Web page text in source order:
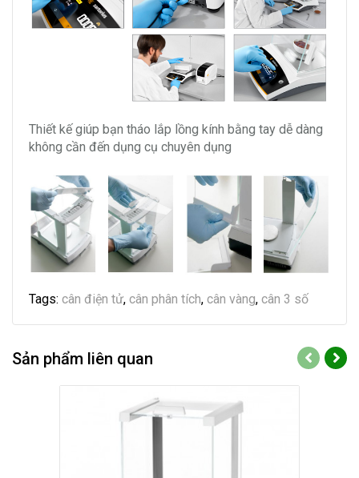
Thiết kế giúp bạn tháo lắp lồng kính bằng tay dễ dàng
không cần đến dụng cụ chuyên dụng
Tags: cân điện tử, cân phân tích, cân vàng, cân 3 số
Sản phẩm liên quan